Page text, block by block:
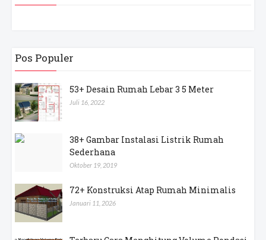
Pos Populer
53+ Desain Rumah Lebar 3 5 Meter
Juli 16, 2022
38+ Gambar Instalasi Listrik Rumah
Sederhana
Oktober 19, 2019
72+ Konstruksi Atap Rumah Minimalis
Januari 11, 2026